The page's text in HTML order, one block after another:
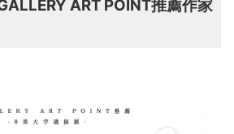
ART POINT推薦作家